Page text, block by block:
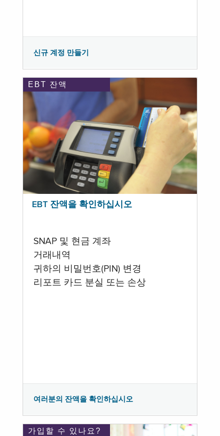
신규 계정 만들기
EBT 잔액
EBT 잔액을 확인하십시오
SNAP 및 현금 계좌
거래내역
귀하의 비밀번호(PIN) 변경
리포트 카드 분실 또는 손상
여러분의 잔액을 확인하십시오
가입할 수 있나요?